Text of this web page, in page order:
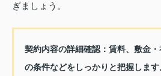
ぎましょう。
契約内容の詳細確認： 賃料、敷金
の条件などをしっかりと把握します